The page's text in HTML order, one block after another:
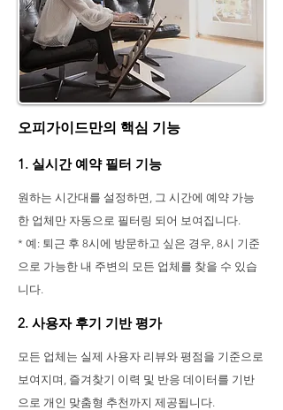
오피가이드만의 핵심 기능
1. 실시간 예약 필터 기능
원하는 시간대를 설정하면, 그 시간에 예약 가능
한 업체만 자동으로 필터링 되어 보여집니다.
* 예: 퇴근 후 8시에 방문하고 싶은 경우, 8시 기준
으로 가능한 내 주변의 모든 업체를 찾을 수 있습
니다.
2. 사용자 후기 기반 평가
모든 업체는 실제 사용자 리뷰와 평점을 기준으로
보여지며, 즐겨찾기 이력 및 반응 데이터를 기반
으로 개인 맞춤형 추천까지 제공됩니다.